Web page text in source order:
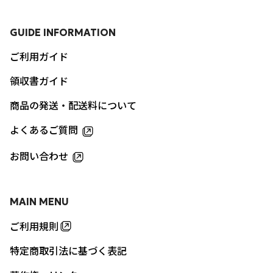
MAIN MENU
ご利用規則
特定商取引法に基づく表記
GUIDE INFORMATION
ご利用ガイド
領収書ガイド
商品の発送・配送料について
よくあるご質問
お問い合わせ